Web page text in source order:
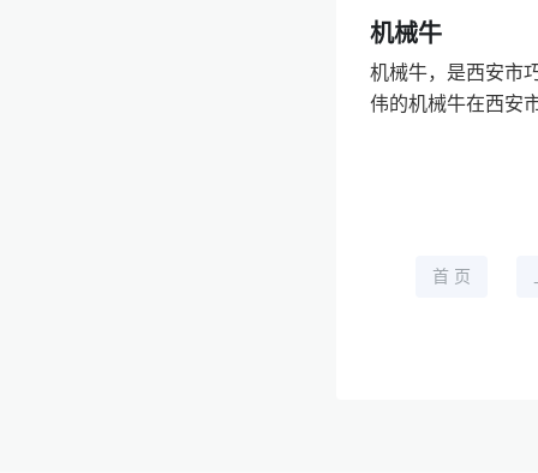
机械牛
机械牛，是西安市
伟的机械牛在西安
首 页